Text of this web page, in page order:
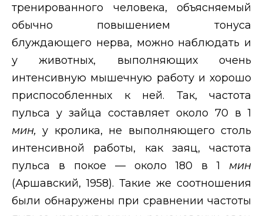
тренированного человека, объясняемый
обычно повышением тонуса
блуждающего нерва, можно наблюдать и
у животных, выполняющих очень
интенсивную мышечную работу и хорошо
приспособленных к ней. Так, частота
пульса у зайца составляет около 70 в 1
мин,у кролика, не выполняющего столь
интенсивной работы, как заяц, частота
пульса в покое — около 180 в 1 мин
(Аршавский, 1958). Такие же соотношения
были обнаружены при сравнении частоты